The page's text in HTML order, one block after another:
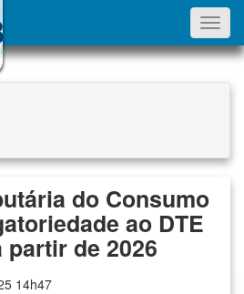
do Consumo
ao DTE
de 2026
14h47